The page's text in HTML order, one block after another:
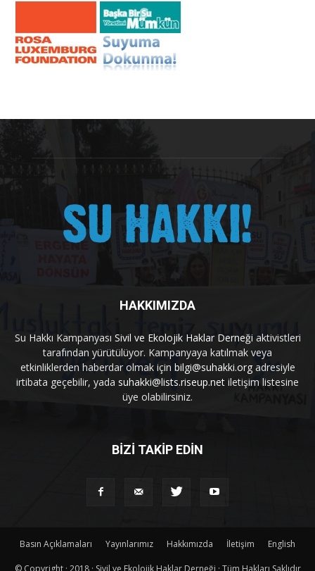
HAKKIMIZDA
Su Hakkı Kampanyası Sivil ve Ekolojik Haklar Derneği aktivistleri
tarafından yürütülüyor. Kampanyaya katılmak veya
etkinliklerden haberdar olmak için bilgi@suhakki.orgadresiyle
irtibata geçebilir, yada suhakki@lists.riseup.net iletişim listesine
üye olabilirsiniz.
BİZİ TAKİP EDİN
Basın Açıklamaları Yayınlarımız Hakkımızda İletişim English
© Copyright · 2018 · Sivil ve Ekolojik Haklar Derneği · Tüm Hakları Saklıdır